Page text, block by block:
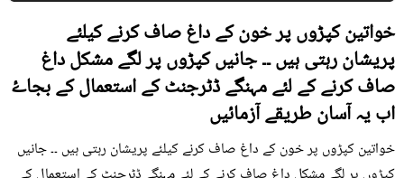
خواتین کپڑوں پر خون کے داغ صاف کرنے کیلئے
پریشان رہتی ہیں ۔۔ جانیں کپڑوں پر لگے مشکل داغ
صاف کرنے کے لئے مہنگے ڈٹرجنٹ کے استعمال کے بجاۓ
اب یہ آسان طریقے آزمائیں
خواتین کپڑوں پر خون کے داغ صاف کرنے کیلئے پریشان رہتی ہیں ۔۔ جانیں